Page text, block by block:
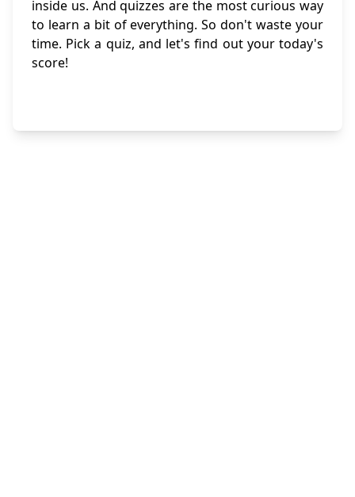
inside us. And quizzes are the most curious way
to learn a bit of everything. So don't waste your
time. Pick a quiz, and let's find out your today's
score!